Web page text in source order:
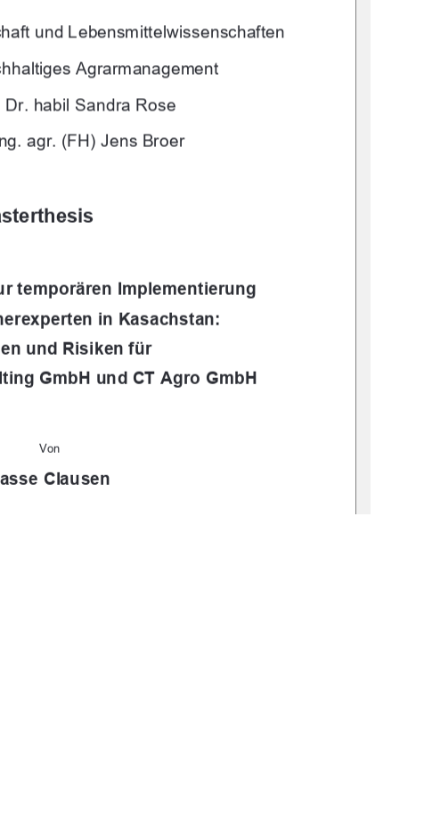
und Lebensmittelwissenschaften
Agrarmanagement
Dr. habil Sandra Rose
agr. (FH) Jens Broer
temporären Implementierung
in Kasachstan:
und Risiken für
GmbH und CT Agro GmbH
Von
Clausen